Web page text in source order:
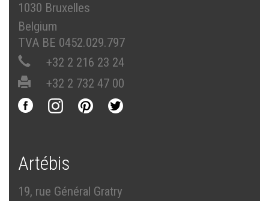
1030 Bruxelles
Belgium
TVA BE 0452.029.797
+32 2 216 23 24
+32 2 732 47 00
Artébis
19, rue Général Gratry